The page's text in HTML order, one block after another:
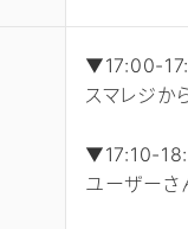
▼17:00-
スマレジか
▼17:10-
ユーザーさ